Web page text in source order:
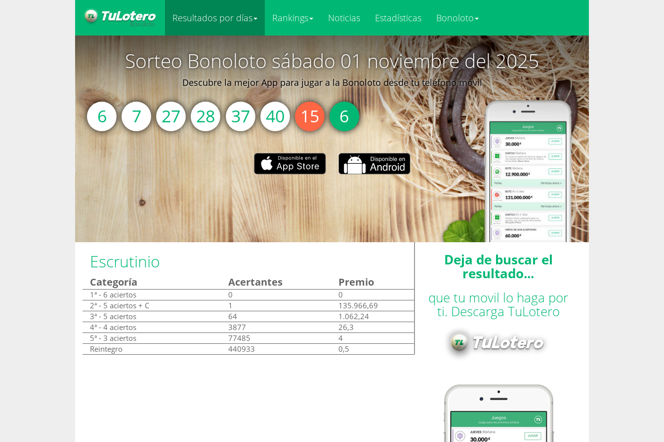
Resultados por días Rankings Noticias Estadísticas Bonoloto
Sorteo Bonoloto sábado 01 noviembre del 2025
Descubre la mejor App para jugar a la Bonoloto desde tu teléfono móvil
6 7 27 28 37 40 15 6
Escrutinio
Categoría Acertantes Premio
1ª - 6 aciertos 0
0
2ª - 5 aciertos + C
1
135.966,69
3ª - 5 aciertos
64
1.062,24
4ª - 4 aciertos
3877
26,3
5ª - 3 aciertos
77485
4
Reintegro
440933 0,5
Deja de buscar el
resultado...
que tu movil lo haga por
ti. Descarga TuLotero